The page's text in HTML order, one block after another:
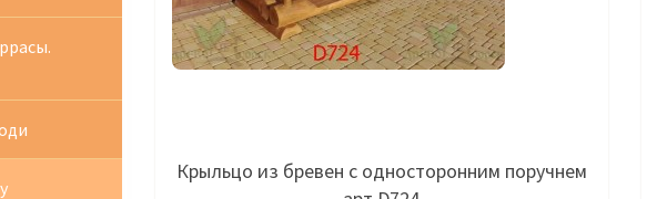
Крыльцо из бревен с односторонним поручнем